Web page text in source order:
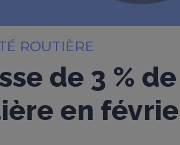
ROUTIÈRE
de 3 %
en